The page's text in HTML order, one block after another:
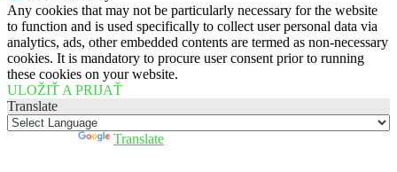
Any cookies that may not be particularly necessary for the website
to function and is used specifically to collect user personal data via
analytics, ads, other embedded contents are termed as non-necessary
cookies. It is mandatory to procure user consent prior to running
these cookies on your website.
ULOŽIŤ A PRIJAŤ
Translate
Translate